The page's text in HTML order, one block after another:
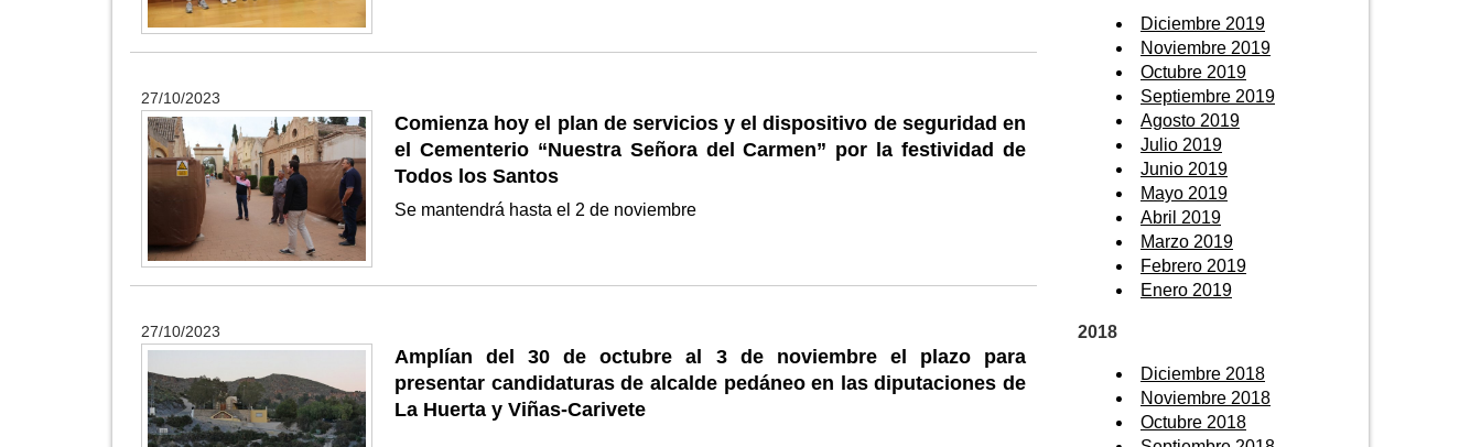
27/10/2023
Comienza hoy el plan de servicios y el dispositivo de seguridad en
el Cementerio “Nuestra Señora del Carmen” por la festividad de
Todos los Santos
Se mantendrá hasta el 2 de noviembre
27/10/2023
Amplían del 30 de octubre al 3 de noviembre el plazo para
presentar candidaturas de alcalde pedáneo en las diputaciones de
La Huerta y Viñas-Carivete
Diciembre 2019
Noviembre 2019
Octubre 2019
Septiembre 2019
Agosto 2019
Julio 2019
Junio 2019
Mayo 2019
Abril 2019
Marzo 2019
Febrero 2019
Enero 2019
2018
Diciembre 2018
Noviembre 2018
Octubre 2018